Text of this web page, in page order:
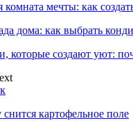
комната мечты: как
дома: как выбрать
которые создают уют:
картофельное поле